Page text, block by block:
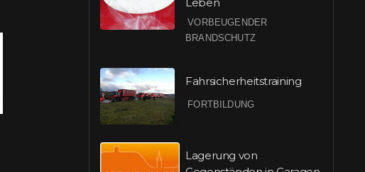
VORBEUGENDER
BRANDSCHUTZ
Fahrsicherheitstraining
FORTBILDUNG
Lagerung von